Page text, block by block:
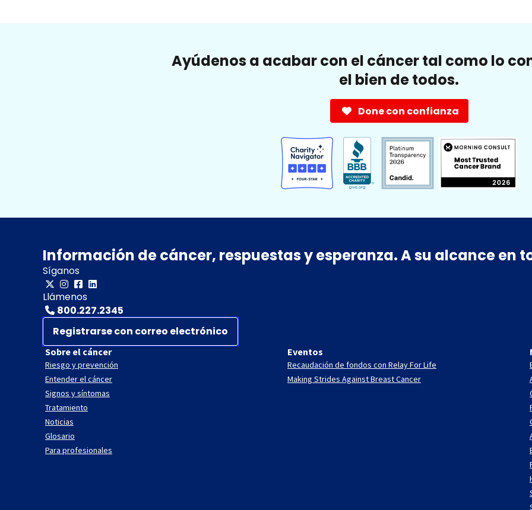
Ayúdenos a acabar con el cáncer tal como lo
el bien de todos.
Done con confianza
Información de cáncer, respuestas y esperanza. A su alcance en
Síganos
Llámenos
800.227.2345
Registrarse con correo electrónico
Sobre el cáncer
Riesgo y prevención
Entender el cáncer
Signos y síntomas
Tratamiento
Noticias
Glosario
Para profesionales
Eventos
Recaudación de fondos con Relay For Life
Making Strides Against Breast Cancer